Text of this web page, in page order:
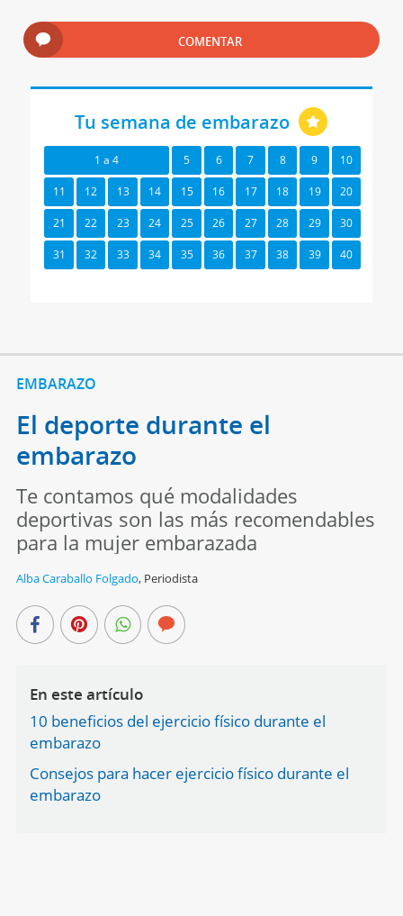
COMENTAR
Tu semana de embarazo
1 a 4 5 6 7 8 9 10
11 12 13 14 15 16 17 18 19 20
21 22 23 24 25 26 27 28 29 30
31 32 33 34 35 36 37 38 39 40
EMBARAZO
El deporte durante el
embarazo
Te contamos qué modalidades
deportivas son las más recomendables
para la mujer embarazada
Alba Caraballo Folgado, Periodista
En este artículo
10 beneficios del ejercicio físico durante el
embarazo
Consejos para hacer ejercicio físico durante el
embarazo